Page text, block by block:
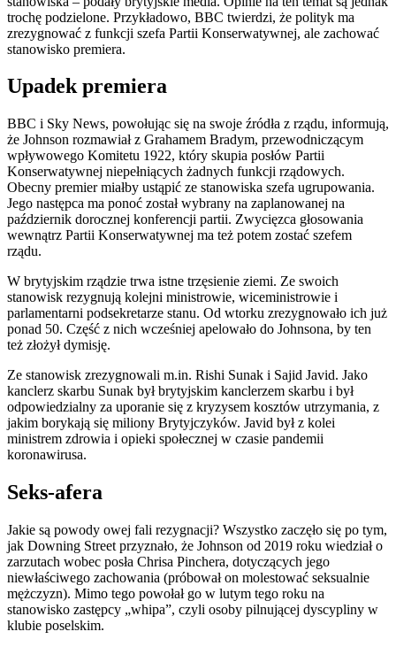
trochę podzielone. Przykładowo, BBC twierdzi, że polityk ma
zrezygnować z funkcji szefa Partii Konserwatywnej, ale zachować
stanowisko premiera.
Upadek premiera
BBC i Sky News, powołując się na swoje źródła z rządu, informują,
że Johnson rozmawiał z Grahamem Bradym, przewodniczącym
wpływowego Komitetu 1922, który skupia posłów Partii
Konserwatywnej niepełniących żadnych funkcji rządowych.
Obecny premier miałby ustąpić ze stanowiska szefa ugrupowania.
Jego następca ma ponoć został wybrany na zaplanowanej na
październik dorocznej konferencji partii. Zwycięzca głosowania
wewnątrz Partii Konserwatywnej ma też potem zostać szefem
rządu.
W brytyjskim rządzie trwa istne trzęsienie ziemi. Ze swoich
stanowisk rezygnują kolejni ministrowie, wiceministrowie i
parlamentarni podsekretarze stanu. Od wtorku zrezygnowało ich już
ponad 50. Część z nich wcześniej apelowało do Johnsona, by ten
też złożył dymisję.
Ze stanowisk zrezygnowali m.in. Rishi Sunak i Sajid Javid. Jako
kanclerz skarbu Sunak był brytyjskim kanclerzem skarbu i był
odpowiedzialny za uporanie się z kryzysem kosztów utrzymania, z
jakim borykają się miliony Brytyjczyków. Javid był z kolei
ministrem zdrowia i opieki społecznej w czasie pandemii
koronawirusa.
Seks-afera
Jakie są powody owej fali rezygnacji? Wszystko zaczęło się po tym,
jak Downing Street przyznało, że Johnson od 2019 roku wiedział o
zarzutach wobec posła Chrisa Pinchera, dotyczących jego
niewłaściwego zachowania (próbował on molestować seksualnie
mężczyzn). Mimo tego powołał go w lutym tego roku na
stanowisko zastępcy „whipa”, czyli osoby pilnującej dyscypliny w
klubie poselskim.